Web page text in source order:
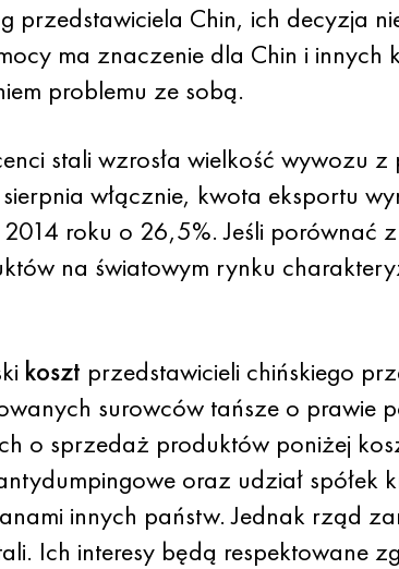
przedstawiciela Chin, ich decyzja
ma znaczenie dla Chin i
problemu ze sobą.
stali wzrosła wielkość wywozu
włącznie, kwota eksportu
2014 roku o 26,5%. Jeśli porównać
na światowym rynku
koszt przedstawicieli chińskiego
surowców tańsze o prawie
o sprzedaż produktów poniżej
oraz udział spółek
innych państw. Jednak rząd
Ich interesy będą respektowane